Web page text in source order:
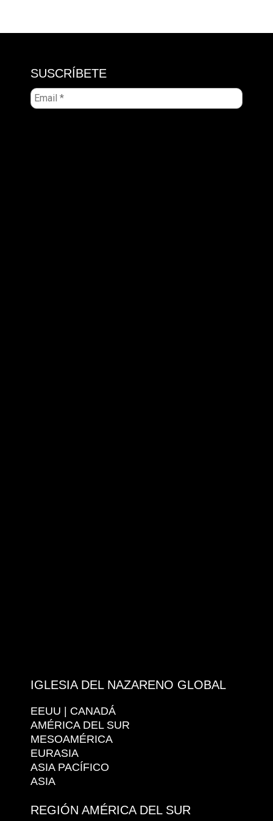
SUSCRÍBETE
Email
*
IGLESIA DEL NAZARENO GLOBAL
EEUU | CANADÁ
AMÉRICA DEL SUR
MESOAMÉRICA
EURASIA
ASIA PACÍFICO
ASIA
REGIÓN AMÉRICA DEL SUR